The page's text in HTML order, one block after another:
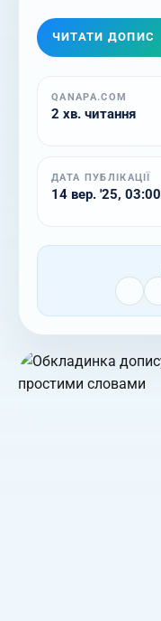
ЧИТАТИ ДОПИС
QANAPA.COM
2 хв. читання
ДАТА ПУБЛІКАЦІЇ
14 вер. '25, 03:00